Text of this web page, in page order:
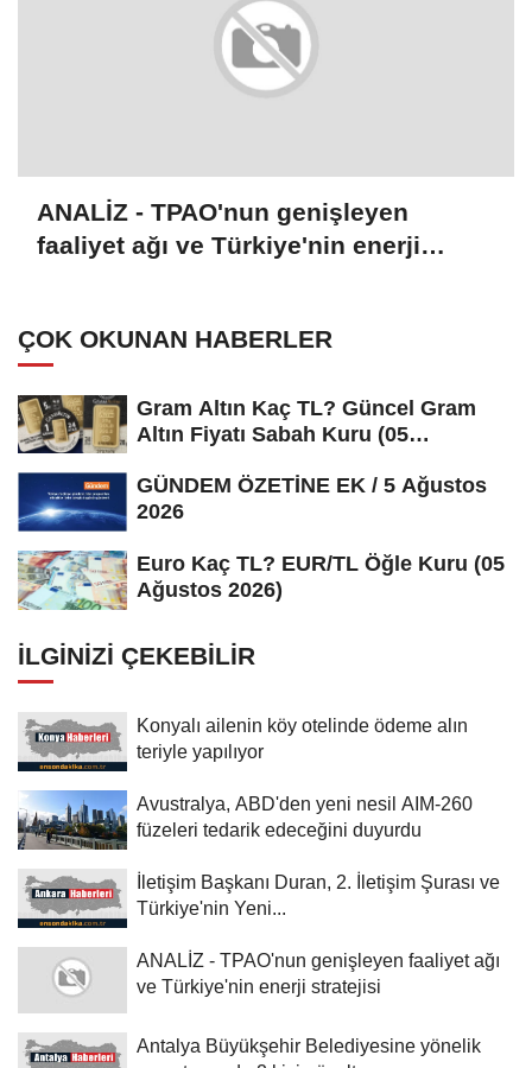
ANALİZ - TPAO'nun genişleyen
faaliyet ağı ve Türkiye'nin enerji
ÇOK OKUNAN HABERLER
Gram Altın Kaç TL? Güncel Gram
Altın Fiyatı Sabah Kuru (05
GÜNDEM ÖZETİNE EK / 5 Ağustos
2026
Euro Kaç TL? EUR/TL Öğle Kuru (05
Ağustos 2026)
İLGINIZI ÇEKEBILIR
Konyalı ailenin köy otelinde ödeme alın
teriyle yapılıyor
Avustralya, ABD'den yeni nesil AIM-260
füzeleri tedarik edeceğini duyurdu
İletişim Başkanı Duran, 2. İletişim Şurası ve
Türkiye'nin Yeni...
ANALİZ - TPAO'nun genişleyen faaliyet ağı
ve Türkiye'nin enerji stratejisi
Antalya Büyükşehir Belediyesine yönelik